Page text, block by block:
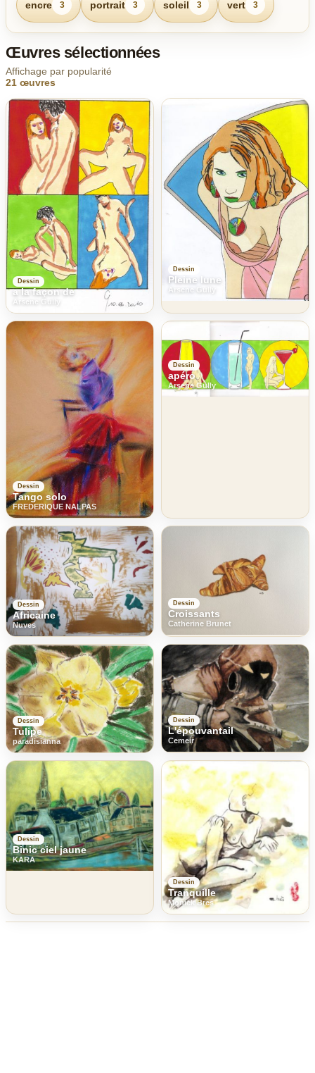
encre 3 portrait 3 soleil 3 vert 3
Œuvres sélectionnées
Affichage par popularité
21 œuvres
Dessin
a la façon de
Arsene Gully
Dessin
Pleine lune
Arsene Gully
Dessin
Tango solo
FREDERIQUE NALPAS
Dessin
apéro
Arsene Gully
Dessin
Africaine
Nuves
Dessin
Croissants
Catherine Brunet
Dessin
Tulipe
paradisianna
Dessin
L'épouvantail
Cemeir
Dessin
Binic ciel jaune
KARA
Dessin
Tranquille
Monick Bres